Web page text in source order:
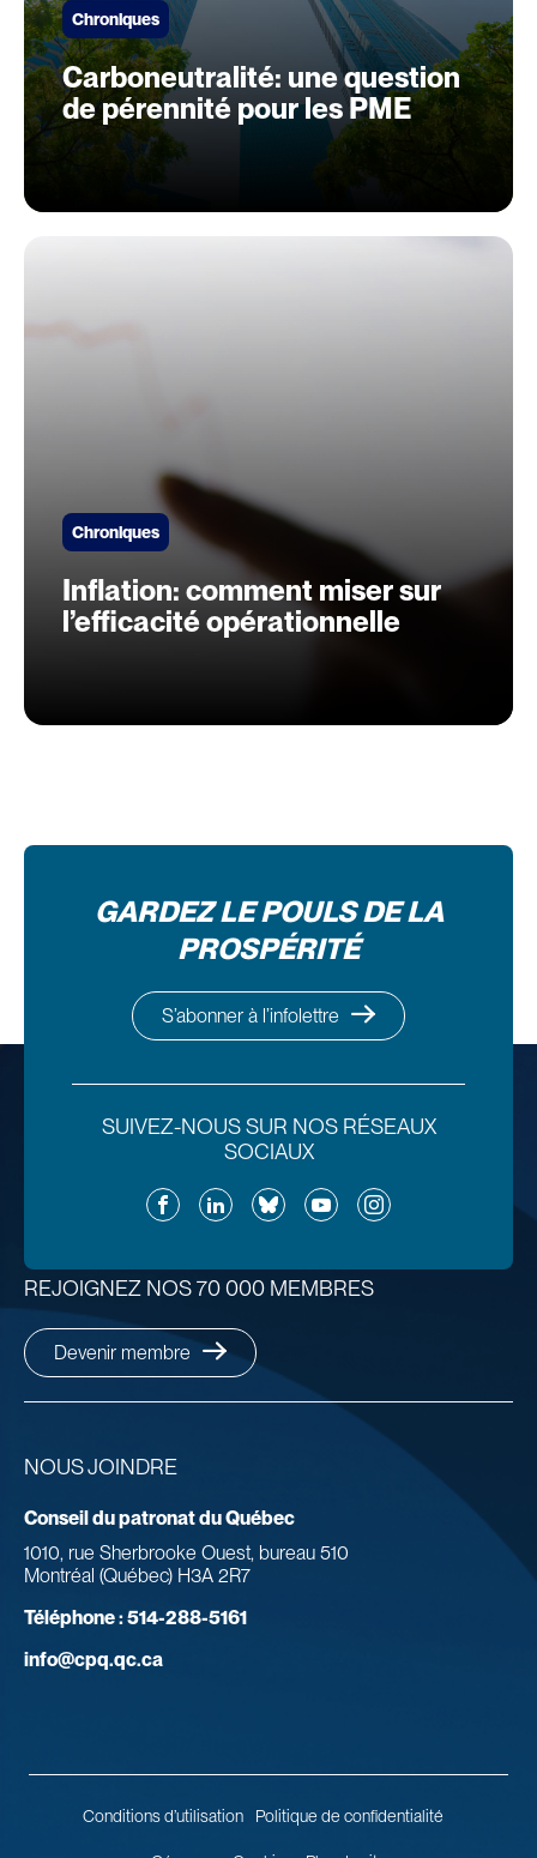
Chroniques
Carboneutralité: une question
de pérennité pour les PME
Chroniques
Inflation: comment miser sur
l’efficacité opérationnelle
GARDEZ LE POULS DE LA
PROSPÉRITÉ
S’abonner à l’infolettre
SUIVEZ-NOUS SUR NOS RÉSEAUX
SOCIAUX
FacebookLinkedInBlueskyYouTubeInstagram
NOUS JOINDRE
Conseil du patronat du Québec
1010, rue Sherbrooke Ouest, bureau 510
Montréal (Québec) H3A 2R7
Téléphone :514-288-5161
info@cpq.qc.ca
REJOIGNEZ NOS 70 000 MEMBRES
Devenir membre
Conditions d’utilisation Politique de confidentialité